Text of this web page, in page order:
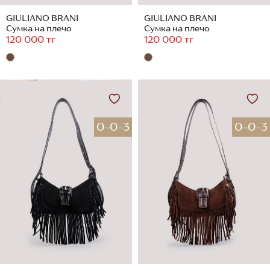
GIULIANO BRANI
Сумка на плечо
120 000 тг
GIULIANO BRANI
Сумка на плечо
120 000 тг
0-0-3 0-0-3